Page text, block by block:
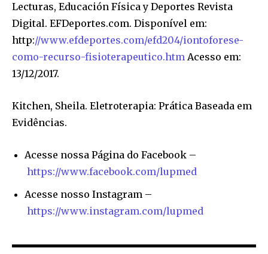
Lecturas, Educación Física y Deportes Revista
Digital. EFDeportes.com. Disponível em:
http://www.efdeportes.com/efd204/iontoforese-
como-recurso-fisioterapeutico.htm Acesso em:
13/12/2017.
Kitchen, Sheila. Eletroterapia: Prática Baseada em
Evidências.
Acesse nossa Página do Facebook –
https://www.facebook.com/lupmed
Acesse nosso Instagram –
https://www.instagram.com/lupmed